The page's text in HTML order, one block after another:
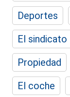
Deportes
El sindicato
Propiedad
El coche